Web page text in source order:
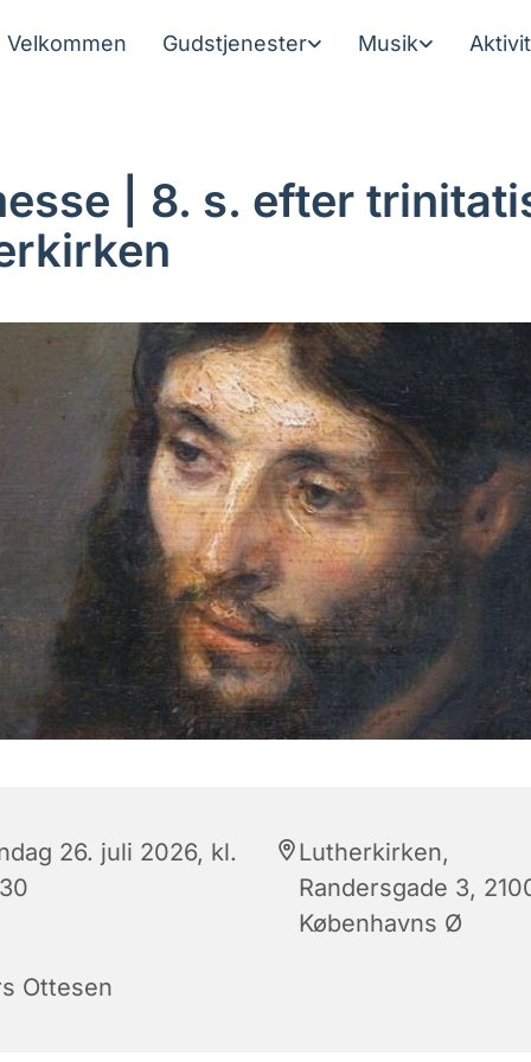
Velkommen Gudstjenester Musik
| 8. s. efter
26. juli 2026, kl.
Lutherkirken,
Randersgade 3,
Københavns Ø
Ottesen